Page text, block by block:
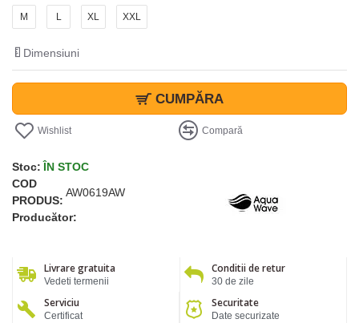
M L XL XXL
Dimensiuni
CUMPĂRA
Wishlist Compară
Stoc: ÎN STOC
COD
PRODUS:
AW0619AW
Producător:
Livrare gratuita
Vedeti termenii
Conditii de retur
30 de zile
Serviciu
Certificat
Securitate
Date securizate